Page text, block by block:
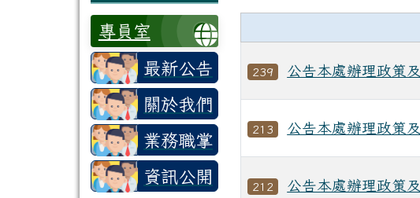
專員室
最新公告
關於我們
業務職掌
資訊公開
239 公告本處辦理政策
213 公告本處辦理政策
212 公告本處辦理政策